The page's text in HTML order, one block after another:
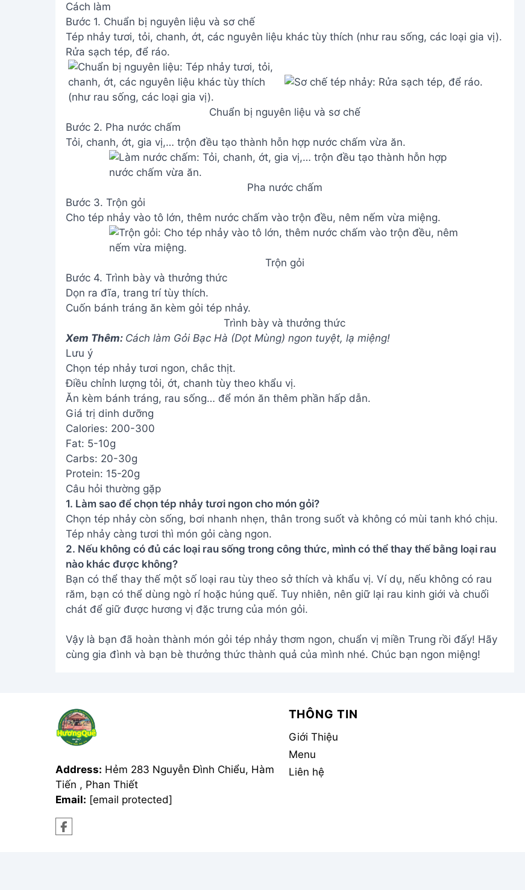
Cách làm
Bước 1. Chuẩn bị nguyên liệu và sơ chế
Tép nhảy tươi, tỏi, chanh, ớt, các nguyên liệu khác tùy thích (như rau sống, các loại gia vị).
Rửa sạch tép, để ráo.
Chuẩn bị nguyên liệu và sơ chế
Bước 2. Pha nước chấm
Tỏi, chanh, ớt, gia vị,… trộn đều tạo thành hỗn hợp nước chấm vừa ăn.
Pha nước chấm
Bước 3. Trộn gỏi
Cho tép nhảy vào tô lớn, thêm nước chấm vào trộn đều, nêm nếm vừa miệng.
Trộn gỏi
Bước 4. Trình bày và thưởng thức
Dọn ra đĩa, trang trí tùy thích.
Cuốn bánh tráng ăn kèm gỏi tép nhảy.
Trình bày và thưởng thức
Xem Thêm: Cách làm Gỏi Bạc Hà (Dọt Mùng) ngon tuyệt, lạ miệng!
Lưu ý
Chọn tép nhảy tươi ngon, chắc thịt.
Điều chỉnh lượng tỏi, ớt, chanh tùy theo khẩu vị.
Ăn kèm bánh tráng, rau sống… để món ăn thêm phần hấp dẫn.
Giá trị dinh dưỡng
Calories: 200-300
Fat: 5-10g
Carbs: 20-30g
Protein: 15-20g
Câu hỏi thường gặp
1. Làm sao để chọn tép nhảy tươi ngon cho món gỏi?
Chọn tép nhảy còn sống, bơi nhanh nhẹn, thân trong suốt và không có mùi tanh khó chịu.
Tép nhảy càng tươi thì món gỏi càng ngon.
2. Nếu không có đủ các loại rau sống trong công thức, mình có thể thay thế bằng loại rau
nào khác được không?
Bạn có thể thay thế một số loại rau tùy theo sở thích và khẩu vị. Ví dụ, nếu không có rau
răm, bạn có thể dùng ngò rí hoặc húng quế. Tuy nhiên, nên giữ lại rau kinh giới và chuối
chát để giữ được hương vị đặc trưng của món gỏi.
Vậy là bạn đã hoàn thành món gỏi tép nhảy thơm ngon, chuẩn vị miền Trung rồi đấy! Hãy
cùng gia đình và bạn bè thưởng thức thành quả của mình nhé. Chúc bạn ngon miệng!
Address: Hẻm 283 Nguyễn Đình Chiểu, Hàm
Tiến , Phan Thiết
Email: [email protected]
THÔNG TIN
Giới Thiệu
Menu
Liên hệ